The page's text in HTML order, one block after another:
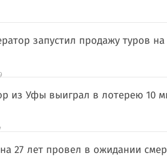
запустил продажу туров
из Уфы выиграл в лотерею 10
27 лет провел в ожидании